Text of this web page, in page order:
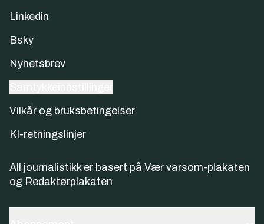
Linkedin
Bsky
Nyhetsbrev
Vilkår og bruksbetingelser
KI-retningslinjer
All journalistikk er basert på Vær varsom-plakaten
og Redaktørplakaten